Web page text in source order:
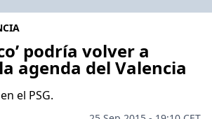
podría volver a
agenda del Valencia
el PSG.